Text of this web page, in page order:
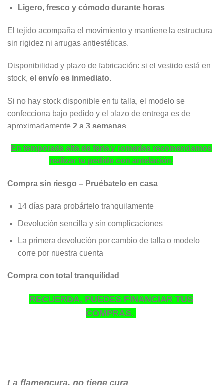
Ligero, fresco y cómodo durante horas
El tejido acompaña el movimiento y mantiene la estructura
sin rigidez ni arrugas antiestéticas.
Disponibilidad y plazo de fabricación: si el vestido está en
stock, el envío es inmediato.
Si no hay stock disponible en tu talla, el modelo se
confecciona bajo pedido y el plazo de entrega es de
aproximadamente 2 a 3 semanas.
En temporada alta de feria y romerías recomendamos
realizar tu pedido con antelación.
Compra sin riesgo – Pruébatelo en casa
14 días para probártelo tranquilamente
Devolución sencilla y sin complicaciones
La primera devolución por cambio de talla o modelo
corre por nuestra cuenta
Compra con total tranquilidad
RECUERDA, PUEDES FINANCIAR TUS
COMPRAS.
La flamencura, no tiene cura